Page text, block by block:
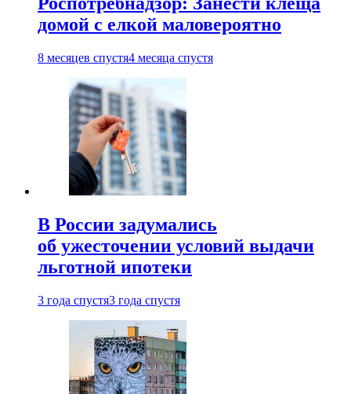
домой с елкой маловероятно
8 месяцев спустя4 месяца спустя
В России задумались
об ужесточении условий выдачи
льготной ипотеки
3 года спустя3 года спустя